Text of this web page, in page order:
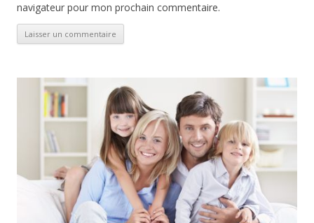
navigateur pour mon prochain commentaire.